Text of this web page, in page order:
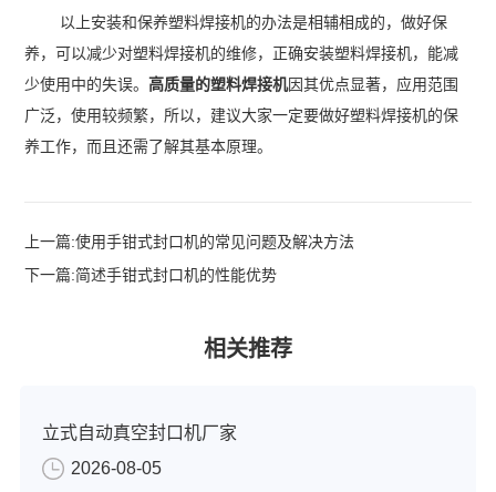
以上安装和保养塑料焊接机的办法是相辅相成的，做好保
养，可以减少对塑料焊接机的维修，正确安装塑料焊接机，能减
少使用中的失误。高质量的塑料焊接机因其优点显著，应用范围
广泛，使用较频繁，所以，建议大家一定要做好塑料焊接机的保
养工作，而且还需了解其基本原理。
上一篇:使用手钳式封口机的常见问题及解决方法
下一篇:简述手钳式封口机的性能优势
相关推荐
立式自动真空封口机厂家
2026-08-05